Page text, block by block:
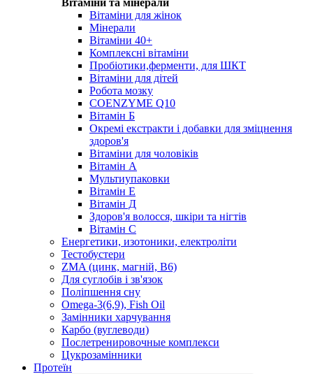
Вітаміни та мінерали
Вітаміни для жінок
Мінерали
Вітаміни 40+
Комплексні вітаміни
Пробіотики,ферменти, для ШКТ
Вітаміни для дітей
Робота мозку
COENZYME Q10
Вітамін Б
Окремі екстракти і добавки для зміцнення
здоров'я
Вітаміни для чоловіків
Вітамін А
Мультиупаковки
Вітамін Е
Вітамін Д
Здоров'я волосся, шкіри та нігтів
Вітамін С
Енергетики, изотоники, електроліти
Тестобустери
ZMA (цинк, магній, В6)
Для суглобів і зв'язок
Поліпшення сну
Omega-3(6,9), Fish Oil
Замінники харчування
Карбо (вуглеводи)
Послетренировочные комплекси
Цукрозамінники
Протеїн